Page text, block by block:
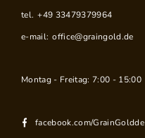
tel. +49 33479379964
e-mail: office@graingold.de
Montag - Freitag: 7:00 - 15:00
facebook.com/GrainGoldde